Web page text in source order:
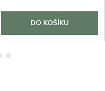
DO KOŠÍKU